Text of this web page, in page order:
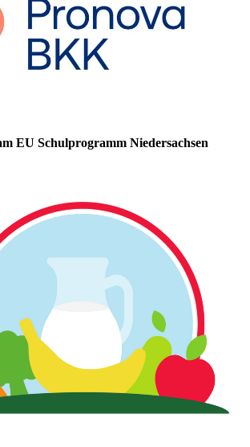
EU Schulprogramm Niedersachsen